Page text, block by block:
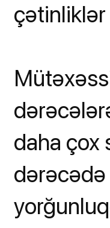
daha çox
dərəcədə